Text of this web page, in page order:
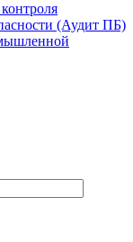
(Аудит ПБ)